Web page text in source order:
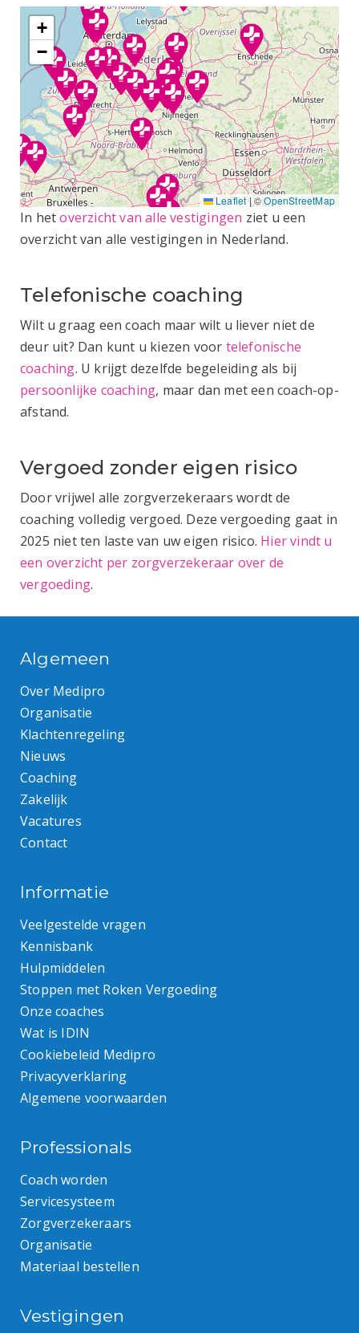
+
−
Leaflet |©OpenStreetMap
In hetoverzicht van alle vestigingen ziet u een
overzicht van alle vestigingen in Nederland.
Telefonische coaching
Wilt u graag een coach maar wilt u liever niet de
deur uit? Dan kunt u kiezen voor telefonische
coaching. U krijgt dezelfde begeleiding als bij
persoonlijke coaching, maar dan met een coach-op-
afstand.
Vergoed zonder eigen risico
Door vrijwel alle zorgverzekeraars wordt de
coaching volledig vergoed. Deze vergoeding gaat in
2025 niet ten laste van uw eigen risico. Hier vindt u
een overzicht per zorgverzekeraar over de
vergoeding.
Algemeen
Over Medipro
Organisatie
Klachtenregeling
Nieuws
Coaching
Zakelijk
Vacatures
Contact
Informatie
Veelgestelde vragen
Kennisbank
Hulpmiddelen
Stoppen met Roken Vergoeding
Onze coaches
Wat is IDIN
Cookiebeleid Medipro
Privacyverklaring
Algemene voorwaarden
Professionals
Coach worden
Servicesysteem
Zorgverzekeraars
Organisatie
Materiaal bestellen
Vestigingen